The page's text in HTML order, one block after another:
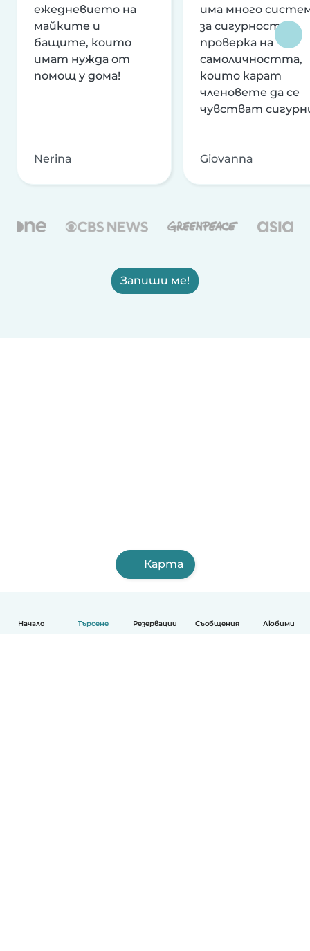
Начало Търсене Резервации Съобщения Любими
ежедневието на
майките и
бащите, които
имат нужда от
помощ у дома!
Nerina
има много
за сигурност и
проверка на
самоличността,
които карат
членовете да се
чувстват
Giovanna
Запиши ме!
Карта